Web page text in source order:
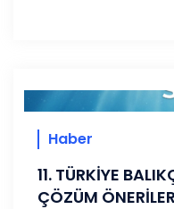
Haber
11. TÜRKİYE
ÇÖZÜM